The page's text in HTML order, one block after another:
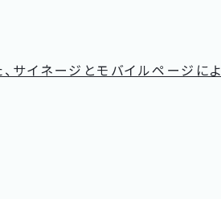
サイネージとモバイルページによ